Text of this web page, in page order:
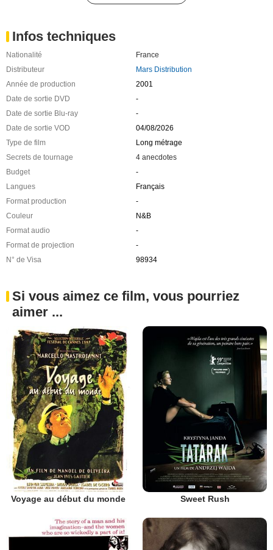
Infos techniques
Nationalité
France
Distributeur
Mars Distribution
Année de production
2001
Date de sortie DVD
-
Date de sortie Blu-ray
-
Date de sortie VOD
04/08/2026
Type de film
Long métrage
Secrets de tournage
4 anecdotes
Budget
-
Langues
Français
Format production
-
Couleur
N&B
Format audio
-
Format de projection
-
N° de Visa
98934
Si vous aimez ce film, vous pourriez
aimer ...
Voyage au début du monde Sweet Rush